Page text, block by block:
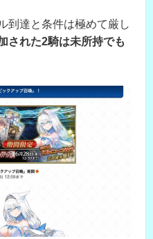
到達と条件は極めて厳し
された2騎は未所持でも